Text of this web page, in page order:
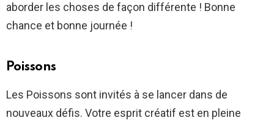
aborder les choses de façon différente ! Bonne
chance et bonne journée !
Poissons
Les Poissons sont invités à se lancer dans de
nouveaux défis. Votre esprit créatif est en pleine